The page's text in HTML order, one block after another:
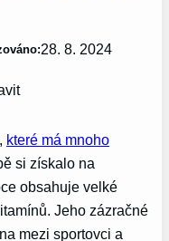
28. 8. 2024
které má mnoho
si získalo na
obsahuje velké
Jeho zázračné
mezi sportovci a